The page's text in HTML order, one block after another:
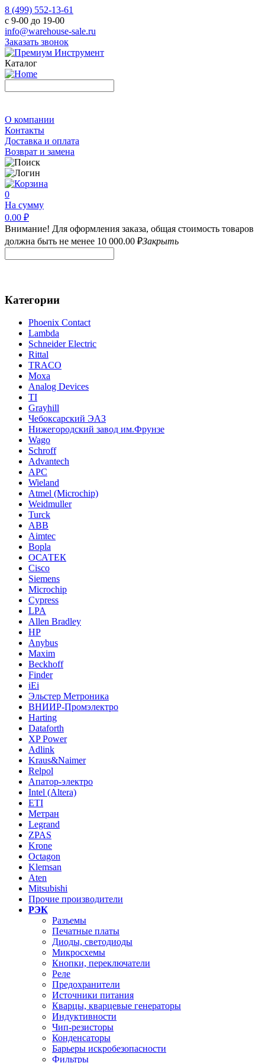
8 (499) 552-13-61
с 9-00 до 19-00
info@warehouse-sale.ru
Заказать звонок
Каталог
О компании
Контакты
Доставка и оплата
Возврат и замена
0
На сумму
0.00 ₽
Внимание! Для оформления заказа, общая стоимость товаров
должна быть не менее 10 000.00 ₽Закрыть
Категории
Phoenix Contact
Lambda
Schneider Electric
Rittal
TRACO
Moxa
Analog Devices
TI
Grayhill
Чебоксарский ЭАЗ
Нижегородский завод им.Фрунзе
Wago
Schroff
Advantech
APC
Wieland
Atmel (Microchip)
Weidmuller
Turck
ABB
Aimtec
Bopla
ОСАТЕК
Cisco
Siemens
Microchip
Cypress
LPA
Allen Bradley
HP
Anybus
Maxim
Beckhoff
Finder
iEi
Эльстер Метроника
ВНИИР-Промэлектро
Harting
Dataforth
XP Power
Adlink
Kraus&Naimer
Relpol
Апатор-электро
Intel (Altera)
ETI
Метран
Legrand
ZPAS
Krone
Octagon
Klemsan
Aten
Mitsubishi
Прочие производители
РЭК
Разъемы
Печатные платы
Диоды, светодиоды
Микросхемы
Кнопки, переключатели
Реле
Предохранители
Источники питания
Кварцы, кварцевые генераторы
Индуктивности
Чип-резисторы
Конденсаторы
Барьеры искробезопасности
Фильтры